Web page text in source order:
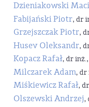
Dzieniakowski
Fabijański Piotr, dr
Grzejszczak Piotr,
Husev Oleksandr,
Kopacz Rafał, dr
Milczarek Adam, dr
Miśkiewicz Rafał,
Olszewski Andrzej,